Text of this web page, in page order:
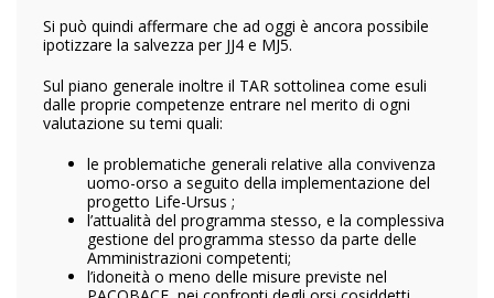
Si può quindi affermare che ad oggi è ancora possibile
ipotizzare la salvezza per JJ4 e MJ5.
Sul piano generale inoltre il TAR sottolinea come esuli
dalle proprie competenze entrare nel merito di ogni
valutazione su temi quali:
le problematiche generali relative alla convivenza
uomo-orso a seguito della implementazione del
progetto Life-Ursus ;
l’attualità del programma stesso, e la complessiva
gestione del programma stesso da parte delle
Amministrazioni competenti;
l’idoneità o meno delle misure previste nel